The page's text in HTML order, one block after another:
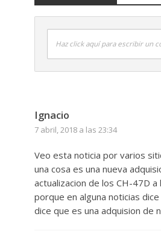
Haz click aquí para escribir un
Ignacio
7 abril, 2018 a las 23:34
Veo esta noticia por varios
una cosa es una nueva
actualizacion de los CH-47D a
porque en alguna noticias
dice que es una adquision de